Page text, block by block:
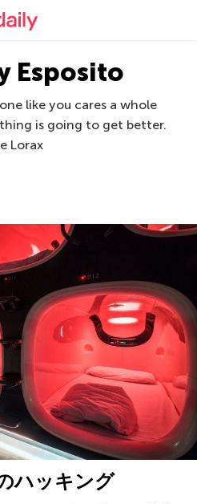
スペルスキー公式ブログ
Esposito
like you cares a whole
is going to get better.
Lorax
ハッキング